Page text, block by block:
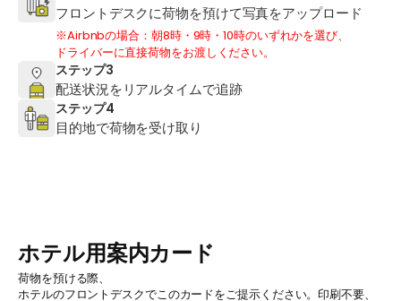
フロントデスクに荷物を預けて写真をアップロード
※Airbnbの場合：朝8時・9時・10時のいずれかを選び、
ドライバーに直接荷物をお渡しください。
ステップ3
配送状況をリアルタイムで追跡
ステップ4
目的地で荷物を受け取り
ホテル用案内カード
荷物を預ける際、
ホテルのフロントデスクでこのカードをご提示ください。印刷不要、